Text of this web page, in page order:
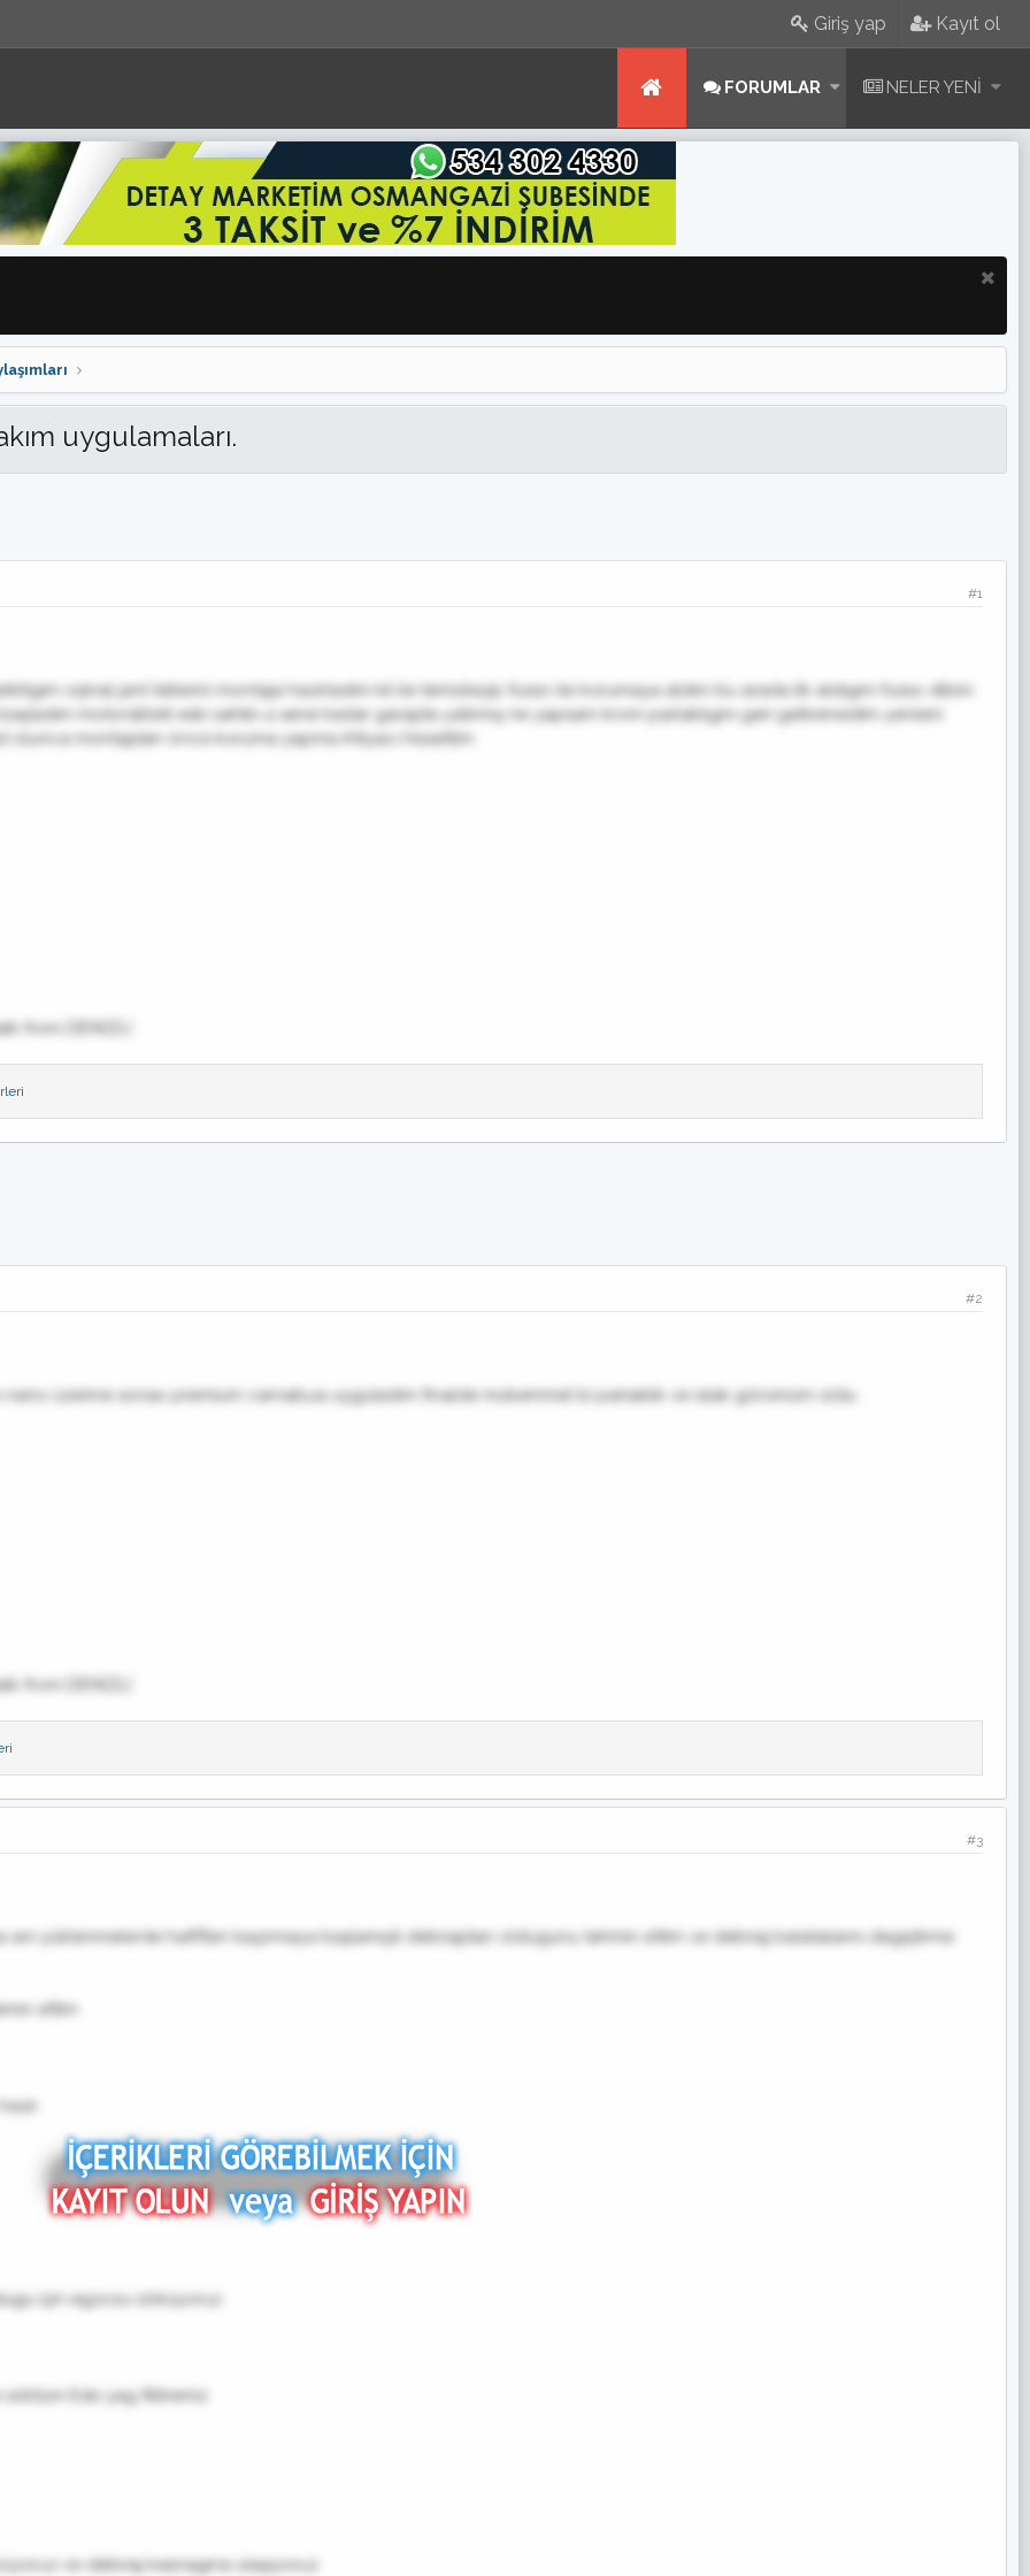
Giriş yap Kayıt ol
FORUMLAR NELER YENI
uygulamaları.
#1
orjinal jant tellerini montaja hazırladım kil ile temizleyip fusso ile korumaya aldım bu arada ilk aldıgım fusso dibini
motorsikleti eski sahibi 4 sene kadar garajda yatırmış ne yapsam krom parlaklıgını geri getiremedim yenisini
olunca montajdan önce koruma yapma ihtiyacı hissettim
from DENİZLİ
#2
nano üzerine sonax premium carnabua uyguladım finalde mükemmel bi parlaklık ve ıslak görümüm oldu
from DENİZLİ
#3
ani yüklenmelerde hafiften kaçırmaya başlamıştı debriajdan oldugunu tahmin ettim ve debriaj balatalarını degiştirme
ettim
için egzozu söküyoruz
Eski yag filitremiz
ve debriaj kasnagına ulaşıyoruz